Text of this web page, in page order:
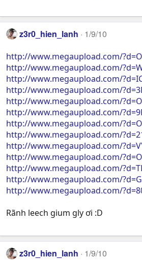
z3r0_hien_lanh 1/9/10
http://www.megaupload.com/
http://www.megaupload.com/
http://www.megaupload.com/
http://www.megaupload.com/
http://www.megaupload.com/
http://www.megaupload.com/
http://www.megaupload.com/
http://www.megaupload.com/
http://www.megaupload.com/
http://www.megaupload.com/
http://www.megaupload.com/
http://www.megaupload.com/
http://www.megaupload.com/
Rãnh leech gium gly ơi :D
z3r0_hien_lanh 1/9/10